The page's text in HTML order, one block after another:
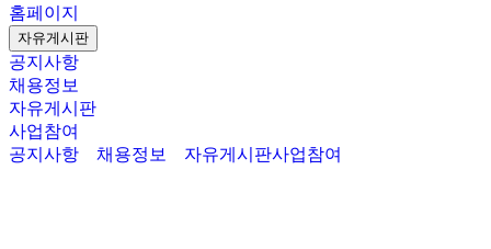
홈페이지
자유게시판
공지사항
채용정보
자유게시판
사업참여
공지사항
채용정보 자유게시판사업참여